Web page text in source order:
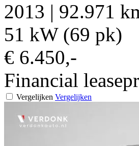
2013 | 92.971
51 kW (69 pk)
€ 6.450,-
Financial
Vergelijken Vergelijken